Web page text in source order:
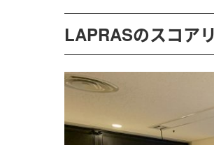
LAPRASのスコア